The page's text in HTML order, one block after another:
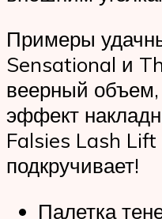
Примеры
Sensational и
веерный
эффект
Falsies Lash
подкручивает!
Палетка